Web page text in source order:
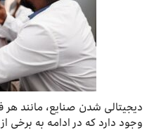
دیجیتالی شدن صنایع، مانند هر
وجود دارد که در ادامه به برخی